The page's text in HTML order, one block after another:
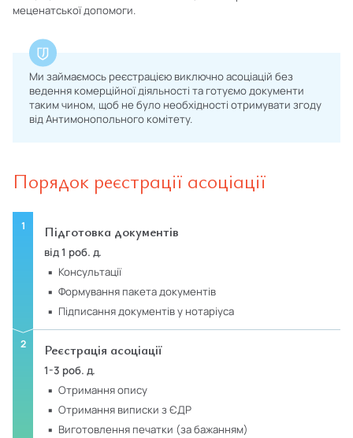
меценатської допомоги.
Ми займаємось реєстрацією виключно асоціацій без
ведення комерційної діяльності та готуємо документи
таким чином, щоб не було необхідності отримувати згоду
від Антимонопольного комітету.
Порядок реєстрації асоціації
Підготовка документів
від 1 роб. д.
консультації
формування пакета документів
підписання документів у нотаріуса
Реєстрація асоціації
1-3 роб. д.
отримання опису
отримання виписки з ЄДР
виготовлення печатки (за бажанням)